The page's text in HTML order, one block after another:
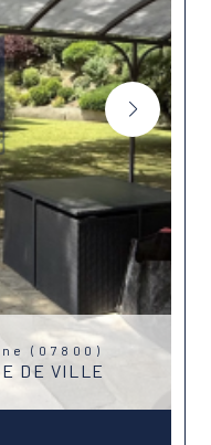
(07800)
DE VILLE